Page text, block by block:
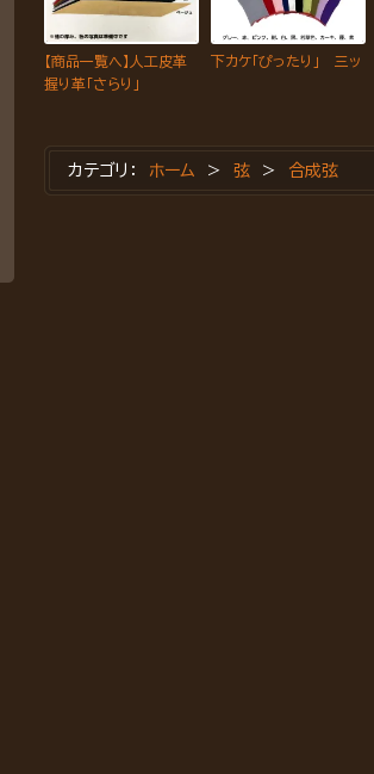
【商品一覧へ】人工皮革
握り革「さらり」
下カケ「ぴったり」 三ッ
カテゴリ： ホーム > 弦 > 合成弦